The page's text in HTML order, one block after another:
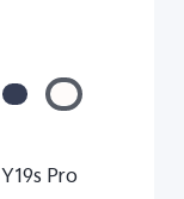
Y19s Pro